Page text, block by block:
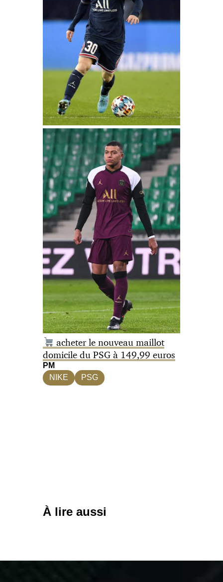
acheter le nouveau maillot
domicile du PSG à 149,99 euros
PM
NIKE
PSG
À lire aussi